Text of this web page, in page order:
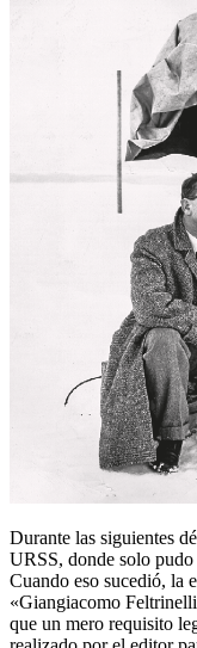
Durante las siguientes
URSS, donde solo
Cuando eso sucedió, la
«Giangiacomo
que un mero requisito